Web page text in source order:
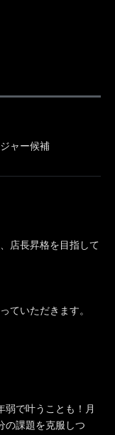
ャー候補
店長昇格を目指して
ていただきます。
弱で叶うことも！月
の課題を克服しつ